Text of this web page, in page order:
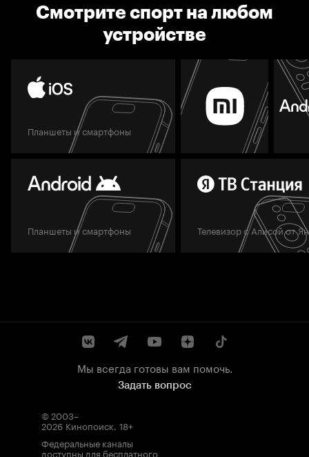
Смотрите спорт на любом
устройстве
Планшеты и смартфоны
Планшеты и смартфоны Телевизор с Алисой от
Мы всегда готовы вам помочь.
Задать вопрос
© 2003–
2026 Кинопоиск 18+
Федеральные каналы
доступны для бесплатного